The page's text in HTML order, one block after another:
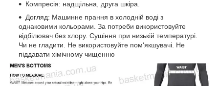
Компресія: надщільна, друга шкіра.
Догляд: Машинне прання в холодній воді з
однаковими кольорами. За потреби використовуйте
відбілювач без хлору. Сушіння при низькій температурі.
Чи не гладити. Не використовуйте пом'якшувачі. Не
піддавати хімічному чищенню